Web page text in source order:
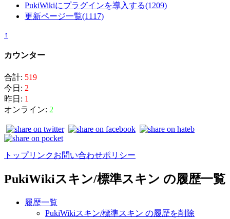
PukiWikiにプラグインを導入する(1209)
更新ページ一覧(1117)
↑
カウンター
合計: 519
今日: 2
昨日: 1
オンライン: 2
トップリンクお問い合わせポリシー
PukiWikiスキン/標準スキン の履歴一覧
履歴一覧
PukiWikiスキン/標準スキン の履歴を削除